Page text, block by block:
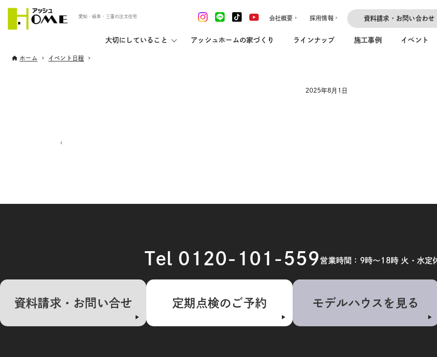
愛知・岐阜・三重の注文住宅 会社概要 採用情報 資料請求・お問い合わせ
大切にしていること アッシュホームの家づくり ラインナップ 施工事例 イベント
ホーム イベント日程
2025年8月1日
Tel 0120-101-559 営業時間：9時～18時 火・水定
資料請求・お問い合せ 定期点検のご予約 モデルハウスを見る